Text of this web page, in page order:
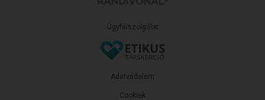
Ügyfélszolgálat
Adatvédelem
Cookiek